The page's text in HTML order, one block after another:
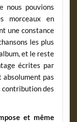
nous pouvions
morceaux en
une constance
les plus
et le reste
écrites par
absolument pas
contribution des
et même